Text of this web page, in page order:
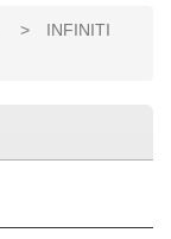
>
INFINITI